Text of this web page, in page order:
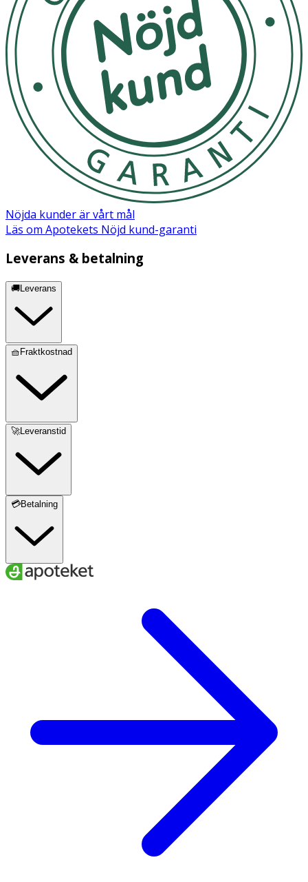
Nöjda kunder är vårt mål
Läs om Apotekets Nöjd kund-garanti
Leverans & betalning
🚚Leverans
🧺Fraktkostnad
🚀Leveranstid
💳Betalning